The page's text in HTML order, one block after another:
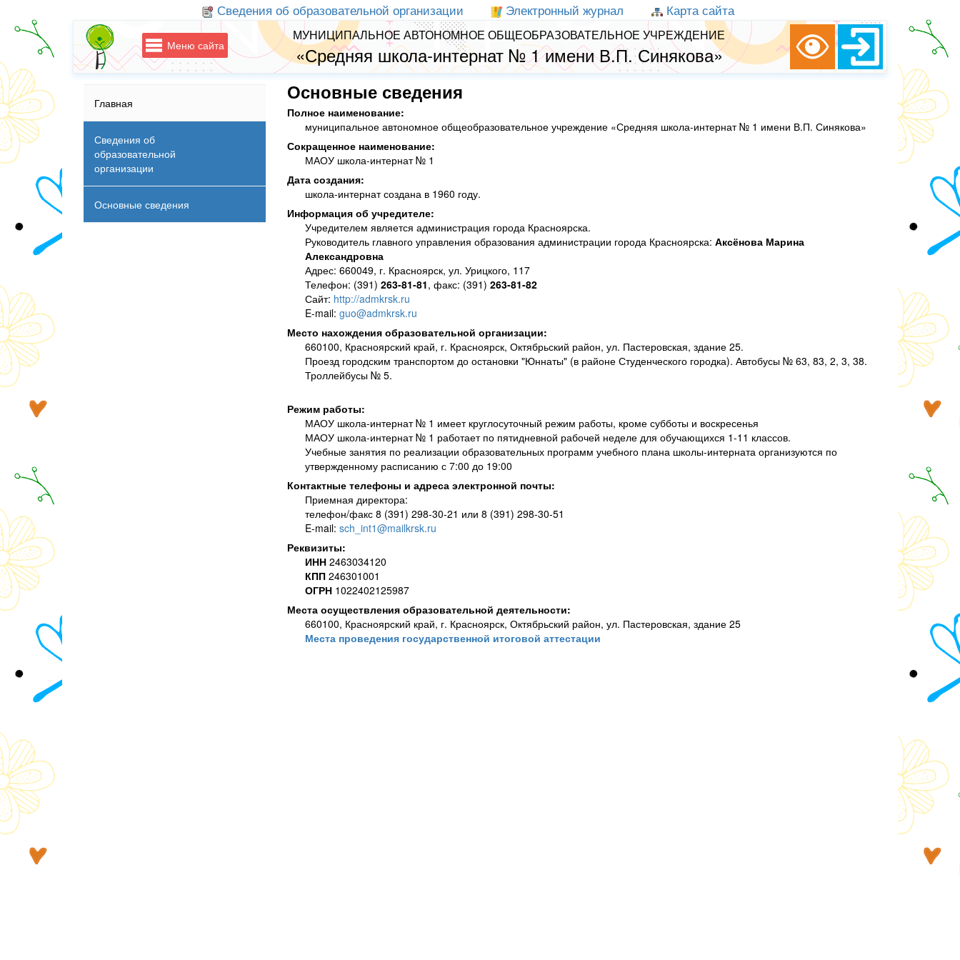
Сведения об образовательной организации Электронный журнал Карта сайта
Меню сайта
МУНИЦИПАЛЬНОЕ АВТОНОМНОЕ ОБЩЕОБРАЗОВАТЕЛЬНОЕ УЧРЕЖДЕНИЕ
«Средняя школа-интернат № 1 имени В.П. Синякова»
Главная
Сведения об
образовательной
организации
Основные сведения
Основные сведения
Полное наименование:
муниципальное автономное общеобразовательное учреждение «Средняя школа-интернат № 1 имени В.П. Синякова»
Сокращенное наименование:
МАОУ школа-интернат № 1
Дата создания:
школа-интернат создана в 1960 году.
Информация об учредителе:
Учредителем является администрация города Красноярска.
Руководитель главного управления образования администрации города Красноярска:Аксёнова Марина
Александровна
Адрес: 660049, г. Красноярск, ул. Урицкого, 117
Телефон: (391)263-81-81, факс: (391)263-81-82
Сайт: http://admkrsk.ru
E-mail:guo@admkrsk.ru
Место нахождения образовательной организации:
660100, Красноярский край, г. Красноярск, Октябрьский район, ул. Пастеровская, здание 25.
Проезд городским транспортом до остановки "Юннаты" (в районе Студенческого городка). Автобусы № 63, 83, 2, 3, 38.
Троллейбусы № 5.
Режим работы:
МАОУ школа-интернат № 1 имеет круглосуточный режим работы, кроме субботы и воскресенья
МАОУ школа-интернат № 1 работает по пятидневной рабочей неделе для обучающихся 1-11 классов.
Учебные занятия по реализации образовательных программ учебного плана школы-интерната организуются по
утвержденному расписанию с 7:00 до 19:00
Контактные телефоны и адреса электронной почты:
Приемная директора:
телефон/факс 8 (391) 298-30-21 или 8 (391) 298-30-51
E-mail:sch_int1@mailkrsk.ru
Реквизиты:
ИНН2463034120
КПП246301001
ОГРН 1022402125987
Места осуществления образовательной деятельности:
660100, Красноярский край, г. Красноярск, Октябрьский район, ул. Пастеровская, здание 25
Места проведения государственной итоговой аттестации